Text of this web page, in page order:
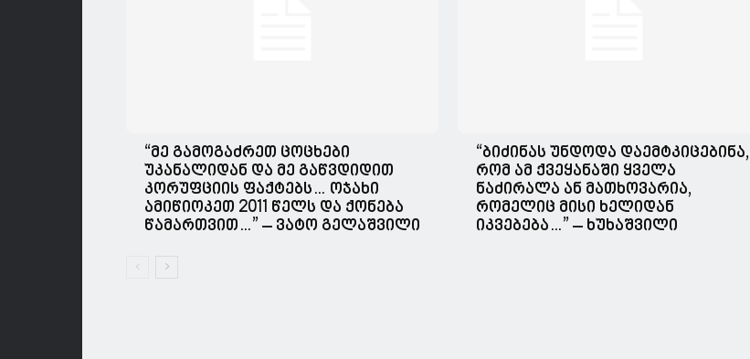
“მე გამოგაძრეთ ცოცხები
უკანალიდან და მე გაწვდიდით
კორუფციის ფაქტებს… ოჯახი
ამიწიოკეთ 2011 წელს და ქონება
წამართვით…” – ვატო გელაშვილი
“ბიძინას უნდოდა დაემტკიცებინა,
რომ ამ ქვეყანაში ყველა
ნაძირალა ან მათხოვარია,
რომელიც მისი ხელიდან
იკვებება…” – ხუხაშვილი